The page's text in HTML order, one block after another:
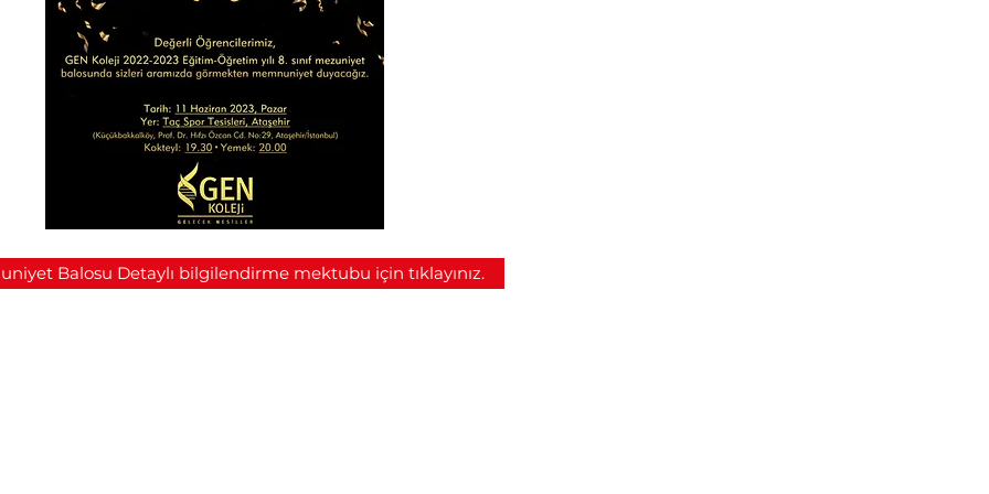
Balosu Detaylı bilgilendirme mektubu için tıklayınız.